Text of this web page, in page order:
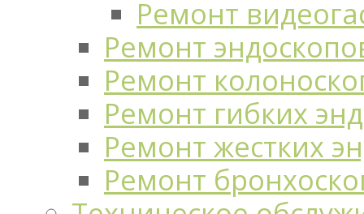
Ремонт
Ремонт
Ремонт
Ремонт гибких
Ремонт жестких
Ремонт